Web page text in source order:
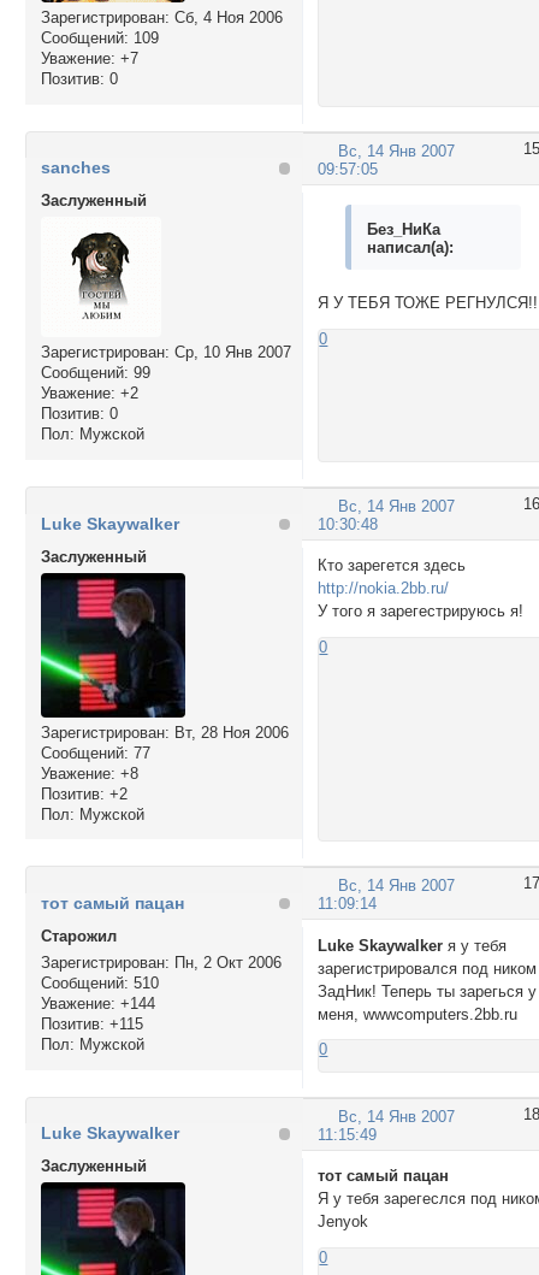
Зарегистрирован: Сб, 4 Ноя 2006
Сообщений: 109
Уважение: +7
Позитив: 0
15
Вс, 14 Янв 2007
09:57:05
sanches
Заслуженный
Зарегистрирован: Ср, 10 Янв 2007
Сообщений: 99
Уважение: +2
Позитив: 0
Пол: Мужской
Без_НиКа
написал(а):
Я У ТЕБЯ ТОЖЕ РЕГНУЛСЯ!!
0
16
Вс, 14 Янв 2007
10:30:48
Luke Skaywalker
Заслуженный
Зарегистрирован: Вт, 28 Ноя 2006
Сообщений: 77
Уважение: +8
Позитив: +2
Пол: Мужской
Кто зарегется здесь
http://nokia.2bb.ru/
У того я зарегестрируюсь я!
0
17
Вс, 14 Янв 2007
11:09:14
тот самый пацан
Cтарожил
Зарегистрирован: Пн, 2 Окт 2006
Сообщений: 510
Уважение: +144
Позитив: +115
Пол: Мужской
Luke Skaywalker я у тебя
зарегистрировался под ником
ЗадНик! Теперь ты зарегься у
меня, wwwcomputers.2bb.ru
0
18
Вс, 14 Янв 2007
11:15:49
Luke Skaywalker
Заслуженный
тот самый пацан
Я у тебя зарегеслся под
Jenyok
0